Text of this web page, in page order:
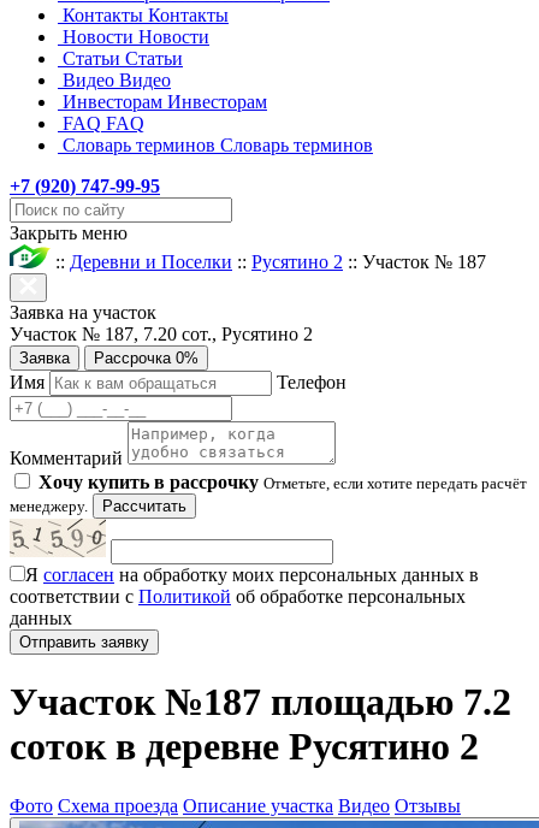
Контакты Контакты
Новости Новости
Статьи Статьи
Видео Видео
Инвесторам Инвесторам
FAQ FAQ
Словарь терминов Словарь терминов
+7 (920) 747-99-95
Закрыть меню
:: Деревни и Поселки :: Русятино 2 :: Участок № 187
Заявка на участок
Участок № 187, 7.20 сот., Русятино 2
Заявка Рассрочка 0%
Имя Телефон
Комментарий
Хочу купить в рассрочку Отметьте, если хотите передать расчёт
менеджеру.
Рассчитать
Я согласен на обработку моих персональных данных в
соответствии с Политикой об обработке персональных
данных
Участок №187 площадью 7.2
соток в деревне Русятино 2
Фото Схема проезда Описание участка Видео Отзывы